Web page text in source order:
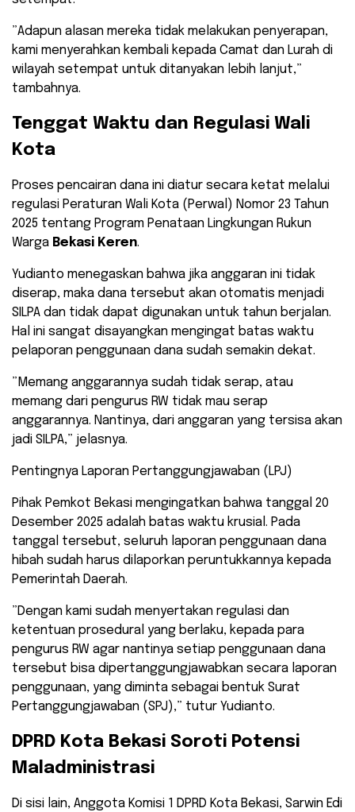
​”Adapun alasan mereka tidak melakukan penyerapan,
kami menyerahkan kembali kepada Camat dan Lurah di
wilayah setempat untuk ditanyakan lebih lanjut,”
tambahnya.
​Tenggat Waktu dan Regulasi Wali
Kota
​Proses pencairan dana ini diatur secara ketat melalui
regulasi Peraturan Wali Kota (Perwal) Nomor 23 Tahun
2025 tentang Program Penataan Lingkungan Rukun
Warga Bekasi Keren.
​Yudianto menegaskan bahwa jika anggaran ini tidak
diserap, maka dana tersebut akan otomatis menjadi
SILPA dan tidak dapat digunakan untuk tahun berjalan.
Hal ini sangat disayangkan mengingat batas waktu
pelaporan penggunaan dana sudah semakin dekat.
​”Memang anggarannya sudah tidak serap, atau
memang dari pengurus RW tidak mau serap
anggarannya. Nantinya, dari anggaran yang tersisa akan
jadi SILPA,” jelasnya.
​Pentingnya Laporan Pertanggungjawaban (LPJ)
​Pihak Pemkot Bekasi mengingatkan bahwa tanggal 20
Desember 2025 adalah batas waktu krusial. Pada
tanggal tersebut, seluruh laporan penggunaan dana
hibah sudah harus dilaporkan peruntukkannya kepada
Pemerintah Daerah.
​”Dengan kami sudah menyertakan regulasi dan
ketentuan prosedural yang berlaku, kepada para
pengurus RW agar nantinya setiap penggunaan dana
tersebut bisa dipertanggungjawabkan secara laporan
penggunaan, yang diminta sebagai bentuk Surat
Pertanggungjawaban (SPJ),” tutur Yudianto.
​DPRD Kota Bekasi Soroti Potensi
Maladministrasi
Di sisi lain, Anggota Komisi 1 DPRD Kota Bekasi, Sarwin Edi